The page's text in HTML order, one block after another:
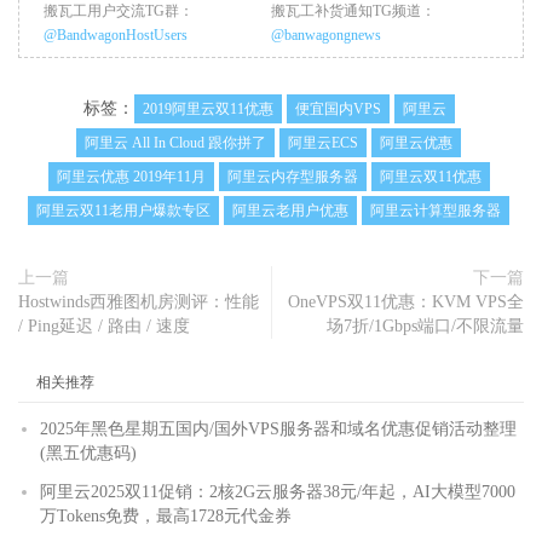
搬瓦工用户交流TG群：
@BandwagonHostUsers
搬瓦工补货通知TG频道：
@banwagongnews
标签： 2019阿里云双11优惠 便宜国内VPS
阿里云
阿里云 All In Cloud 跟你拼了
阿里云ECS
阿里云优惠
阿里云优惠 2019年11月
阿里云内存型服务器
阿里云双11优惠
阿里云双11老用户爆款专区
阿里云老用户优惠 阿里云计算型服务器
上一篇
Hostwinds西雅图机房测评：性能
/ Ping延迟 / 路由 / 速度
下一篇
OneVPS双11优惠：KVM VPS全
场7折/1Gbps端口/不限流量
相关推荐
2025年黑色星期五国内/国外VPS服务器和域名优惠促销活动整理
(黑五优惠码)
阿里云2025双11促销：2核2G云服务器38元/年起，AI大模型7000
万Tokens免费，最高1728元代金券